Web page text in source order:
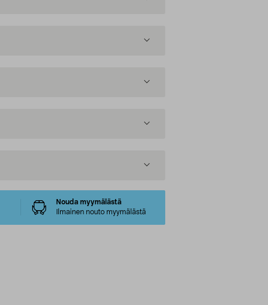
Nouda myymälästä
Ilmainen nouto myymälästä